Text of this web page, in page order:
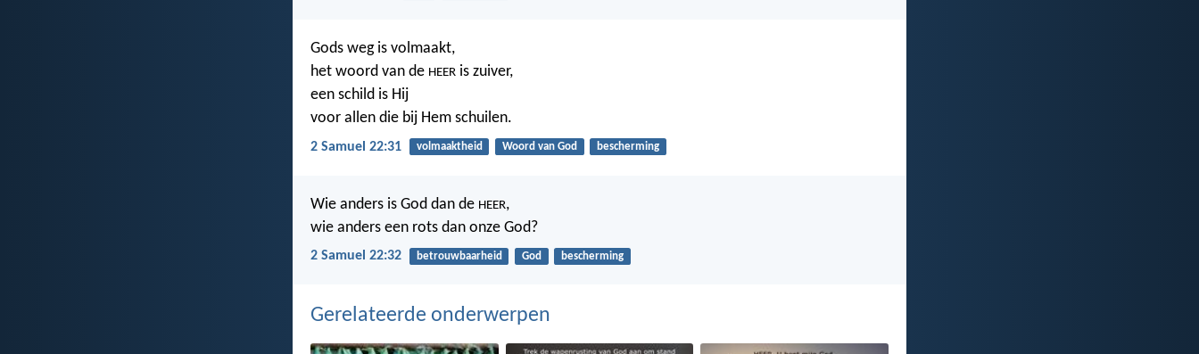
Gods weg is volmaakt,
het woord van de HEER is zuiver,
een schild is Hij
voor allen die bij Hem schuilen.
2 Samuel 22:31 volmaaktheid Woord van God bescherming
Wie anders is God dan de HEER,
wie anders een rots dan onze God?
2 Samuel 22:32 betrouwbaarheid God bescherming
Gerelateerde onderwerpen